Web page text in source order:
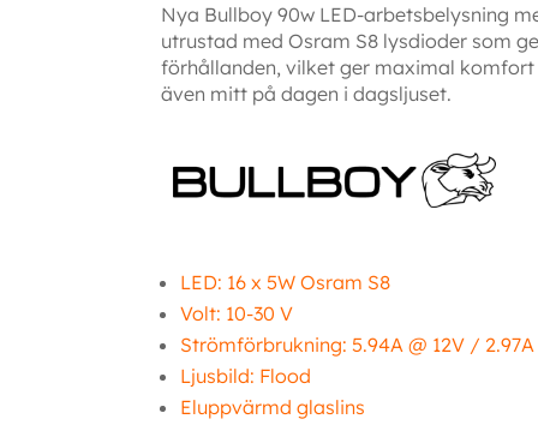
Nya Bullboy 90w LED-arbetsbelysning
utrustad med Osram S8 lysdioder som
förhållanden, vilket ger maximal
även mitt på dagen i dagsljuset.
LED: 16 x 5W Osram S8
Volt: 10-30 V
Strömförbrukning: 5.94A @ 12V / 2.97A
Ljusbild: Flood
Eluppvärmd glaslins